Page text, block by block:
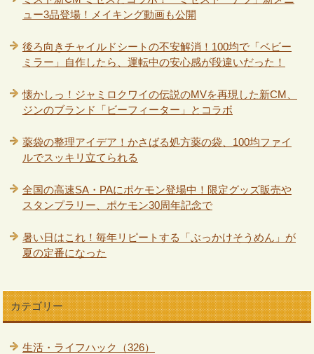
ュー3品登場！メイキング動画も公開
後ろ向きチャイルドシートの不安解消！100均で「ベビー
ミラー」自作したら、運転中の安心感が段違いだった！
懐かしっ！ジャミロクワイの伝説のMVを再現した新CM、
ジンのブランド「ビーフィーター」とコラボ
薬袋の整理アイデア！かさばる処方薬の袋、100均ファイ
ルでスッキリ立てられる
全国の高速SA・PAにポケモン登場中！限定グッズ販売や
スタンプラリー、ポケモン30周年記念で
暑い日はこれ！毎年リピートする「ぶっかけそうめん」が
夏の定番になった
カテゴリー
生活・ライフハック（326）